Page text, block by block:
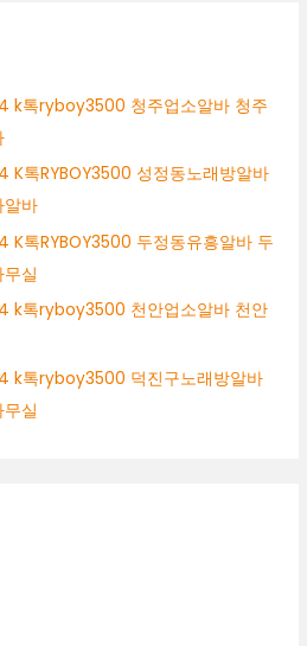
k톡ryboy3500 청주업소알바 청주
K톡RYBOY3500 성정동노래방알바
알바
K톡RYBOY3500 두정동유흥알바 두
실
k톡ryboy3500 천안업소알바 천안
k톡ryboy3500 덕진구노래방알바
실